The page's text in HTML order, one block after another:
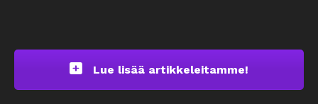
Lue lisää artikkeleitamme!